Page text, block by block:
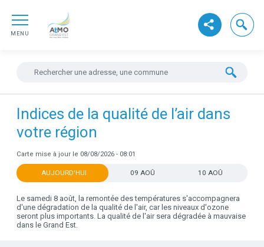
Aller au premier menu de navigation
Aller à la recherche
MENU
ATMO GrandEst
Voir les réseaux
Ouvrir
Rechercher une adresse
Indices de la qualité de l’air dans
votre région
Carte mise à jour le 08/08/2026 - 08:01
AUJOURD'HUI 09 AOÛ 10 AOÛ
Le samedi 8 août, la remontée des températures s'accompagnera
d'une dégradation de la qualité de l'air, car les niveaux d'ozone
seront plus importants. La qualité de l'air sera dégradée à mauvaise
dans le Grand Est.